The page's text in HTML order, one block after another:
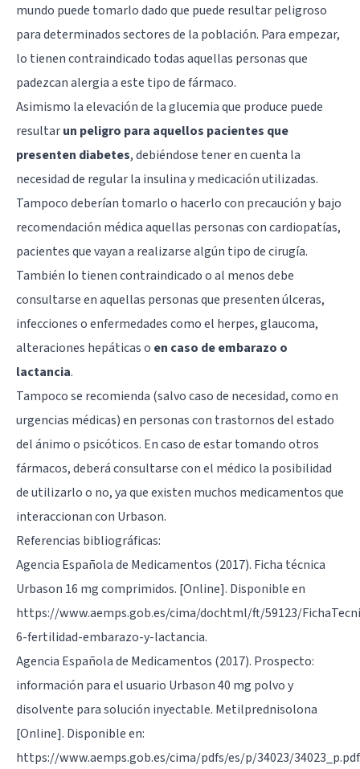
mundo puede tomarlo dado que puede resultar peligroso
para determinados sectores de la población. Para empezar,
lo tienen contraindicado todas aquellas personas que
padezcan alergia a este tipo de fármaco.
Asimismo la elevación de la glucemia que produce puede
resultarun peligro para aquellos pacientes que
presenten diabetes, debiéndose tener en cuenta la
necesidad de regular la insulina y medicación utilizadas.
Tampoco deberían tomarlo o hacerlo con precaución y bajo
recomendación médica aquellas personas con cardiopatías,
pacientes que vayan a realizarse algún tipo de cirugía.
También lo tienen contraindicado o al menos debe
consultarse en aquellas personas que presenten úlceras,
infecciones o enfermedades como el herpes, glaucoma,
alteraciones hepáticas o en caso de embarazo o
lactancia.
Tampoco se recomienda (salvo caso de necesidad, como en
urgencias médicas) en personas con trastornos del estado
del ánimo o psicóticos. En caso de estar tomando otros
fármacos, deberá consultarse con el médico la posibilidad
de utilizarlo o no, ya que existen muchos medicamentos que
interaccionan con Urbason.
Referencias bibliográficas:
Agencia Española de Medicamentos (2017). Ficha técnica
Urbason 16 mg comprimidos. [Online]. Disponible en
https://www.aemps.gob.es/cima/dochtml/ft/59123/
6-fertilidad-embarazo-y-lactancia.
Agencia Española de Medicamentos (2017). Prospecto:
información para el usuario Urbason 40 mg polvo y
disolvente para solución inyectable. Metilprednisolona
[Online]. Disponible en:
https://www.aemps.gob.es/cima/pdfs/es/p/34023/